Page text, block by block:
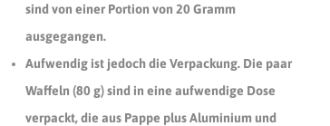
sind von einer Portion von 20 Gramm
ausgegangen.
Aufwendig ist jedoch die Verpackung. Die paar
Waffeln (80 g) sind in eine aufwendige Dose
verpackt, die aus Pappe plus Aluminium und